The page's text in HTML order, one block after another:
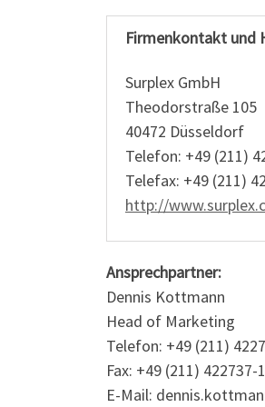
Firmenkontakt und
Surplex GmbH
Theodorstraße 105
40472 Düsseldorf
Telefon: +49 (211)
Telefax: +49 (211)
http://
Ansprechpartner:
Dennis Kottmann
Head of Marketing
Telefon: +49 (211)
Fax: +49 (211) 422737-
E-Mail: